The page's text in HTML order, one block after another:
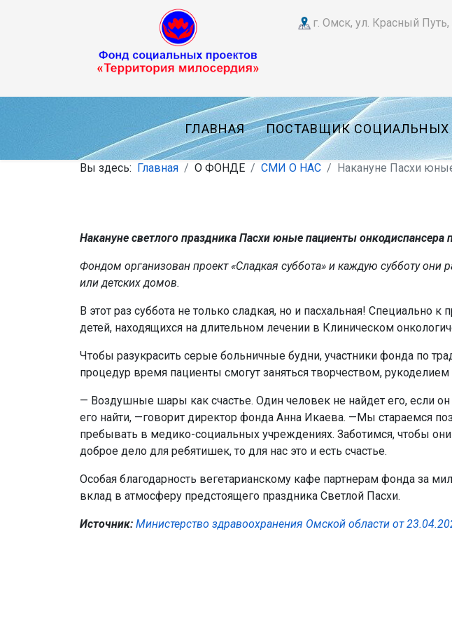
г. Омск, ул. Красный
ГЛАВНАЯ ПОСТАВЩИК СОЦИАЛЬНЫХ
Вы здесь: Главная О ФОНДЕ СМИ О НАС Накануне Пасхи
Накануне светлого праздника Пасхи юные пациенты онкодиспансера
Фондом организован проект «Сладкая суббота» и каждую субботу они
или детских домов.
В этот раз суббота не только сладкая, но и пасхальная! Специально
детей, находящихся на длительном лечении в Клиническом
Чтобы разукрасить серые больничные будни, участники фонда по
процедур время пациенты смогут заняться творчеством,
— Воздушные шары как счастье. Один человек не найдет его, если
его найти, —говорит директор фонда Анна Икаева. —Мы стараемся
пребывать в медико-социальных учреждениях. Заботимся, чтобы они
доброе дело для ребятишек, то для нас это и есть счастье.
Особая благодарность вегетарианскому кафе партнерам фонда за
вклад в атмосферу предстоящего праздника Светлой Пасхи.
Источник: Министерство здравоохранения Омской области от